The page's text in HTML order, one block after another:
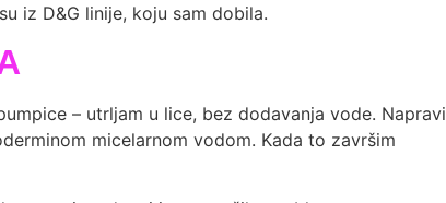
iz D&G linije, koju sam dobila.
– utrljam u lice, bez dodavanja vode. Napravi
micelarnom vodom. Kada to završim